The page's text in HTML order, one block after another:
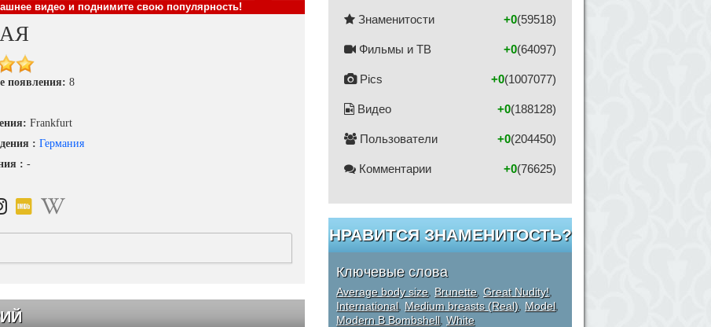
видео и поднимите свою популярность!
появления: 8
Frankfurt
: Германия
: -
Знаменитости (59518)
+0
Фильмы и ТВ (64097)
+0
Pics (1007077)
+0
Видео (188128)
+0
Пользователи (204450)
+0
Комментарии (76625)
+0
НРАВИТСЯ ЗНАМЕНИТОСТЬ?
Ключевые слова
Average body size, Brunette, Great Nudity!
International, Medium breasts (Real) Model,
Modern B Bombshell, White